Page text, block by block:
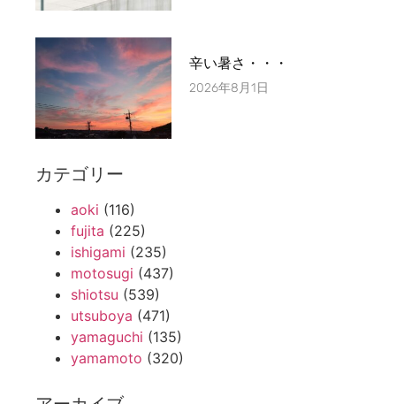
辛い暑さ・・・
2026年8月1日
カテゴリー
aoki (116)
fujita (225)
ishigami (235)
motosugi (437)
shiotsu (539)
utsuboya (471)
yamaguchi (135)
yamamoto (320)